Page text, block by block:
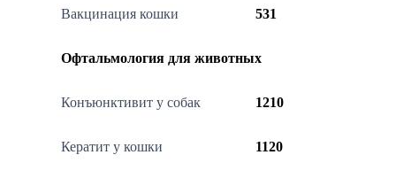
Вакцинация кошки 531
Офтальмология для животных
Конъюнктивит у собак 1210
Кератит у кошки 1120